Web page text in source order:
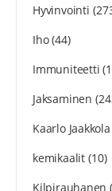
Hyvinvointi
Iho(44)
Immuniteetti
Jaksaminen
Kaarlo Jaakkola
kemikaalit(10)
Kilpirauhanen